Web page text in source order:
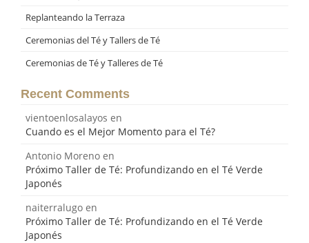
Replanteando la Terraza
Ceremonias del Té y Tallers de Té
Ceremonias de Té y Talleres de Té
Recent Comments
vientoenlosalayos en
Cuando es el Mejor Momento para el Té?
Antonio Moreno en
Próximo Taller de Té: Profundizando en el Té Verde
Japonés
naiterralugo en
Próximo Taller de Té: Profundizando en el Té Verde
Japonés